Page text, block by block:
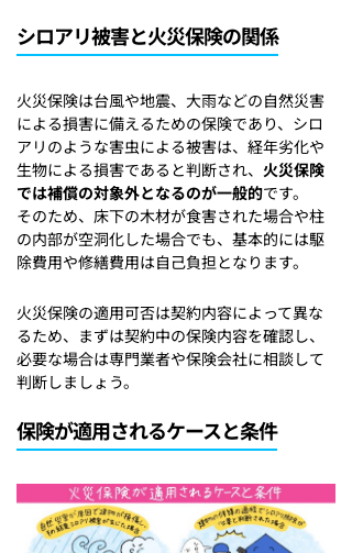
シロアリ被害と火災保険の関係
火災保険は台風や地震、大雨などの自然災害
による損害に備えるための保険であり、シロ
アリのような害虫による被害は、経年劣化や
生物による損害であると判断され、 火災保険
では補償の対象外となるのが一般的です。
そのため、床下の木材が食害された場合や柱
の内部が空洞化した場合でも、基本的には駆
除費用や修繕費用は自己負担となります。
火災保険の適用可否は契約内容によって異な
るため、まずは契約中の保険内容を確認し、
必要な場合は専門業者や保険会社に相談して
判断しましょう。
保険が適用されるケースと条件